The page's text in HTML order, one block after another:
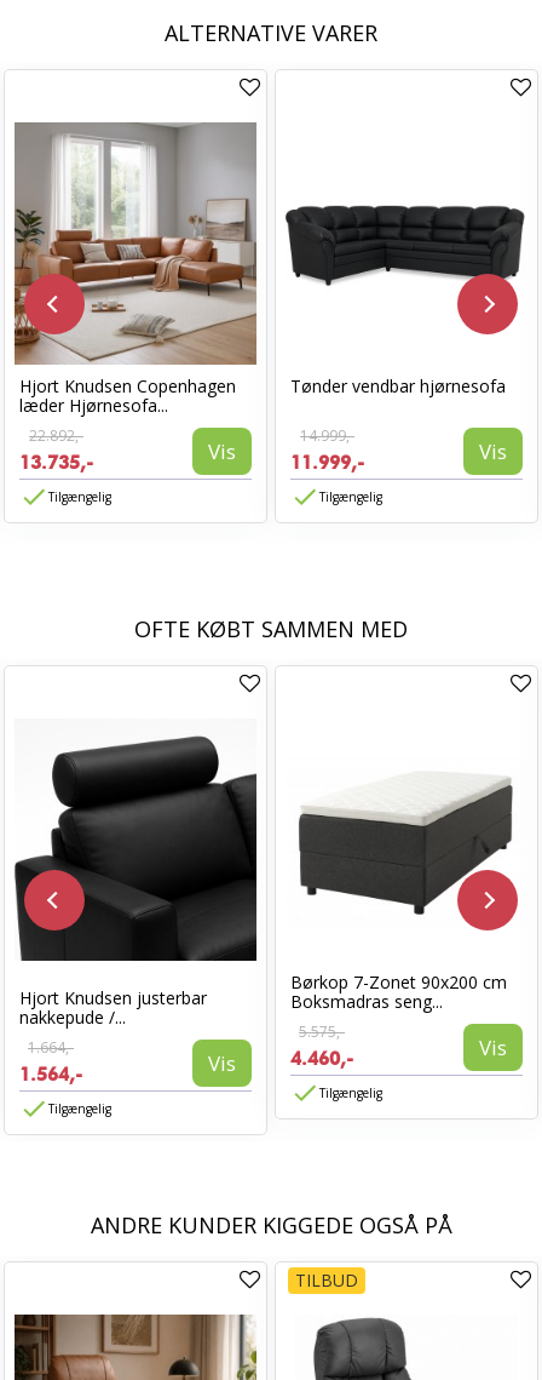
ALTERNATIVE VARER
Hjort Knudsen Copenhagen
læder Hjørnesofa...
22.892,-
13.735,- Vis
Tilgængelig
Tønder vendbar hjørnesofa
14.999,-
11.999,- Vis
Tilgængelig
OFTE KØBT SAMMEN MED
Hjort Knudsen justerbar
nakkepude /...
1.664,-
1.564,- Vis
Tilgængelig
Børkop 7-Zonet 90x200 cm
Boksmadras seng...
5.575,-
4.460,- Vis
Tilgængelig
ANDRE KUNDER KIGGEDE OGSÅ PÅ
TILBUD